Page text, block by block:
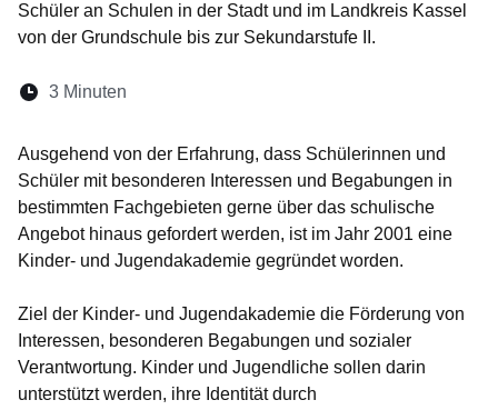
Schüler an Schulen in der Stadt und im Landkreis Kassel
von der Grundschule bis zur Sekundarstufe II.
Lesedauer:
3 Minuten
Ausgehend von der Erfahrung, dass Schülerinnen und
Schüler mit besonderen Interessen und Begabungen in
bestimmten Fachgebieten gerne über das schulische
Angebot hinaus gefordert werden, ist im Jahr 2001 eine
Kinder- und Jugendakademie gegründet worden.
Ziel der Kinder- und Jugendakademie die Förderung von
Interessen, besonderen Begabungen und sozialer
Verantwortung. Kinder und Jugendliche sollen darin
unterstützt werden, ihre Identität durch